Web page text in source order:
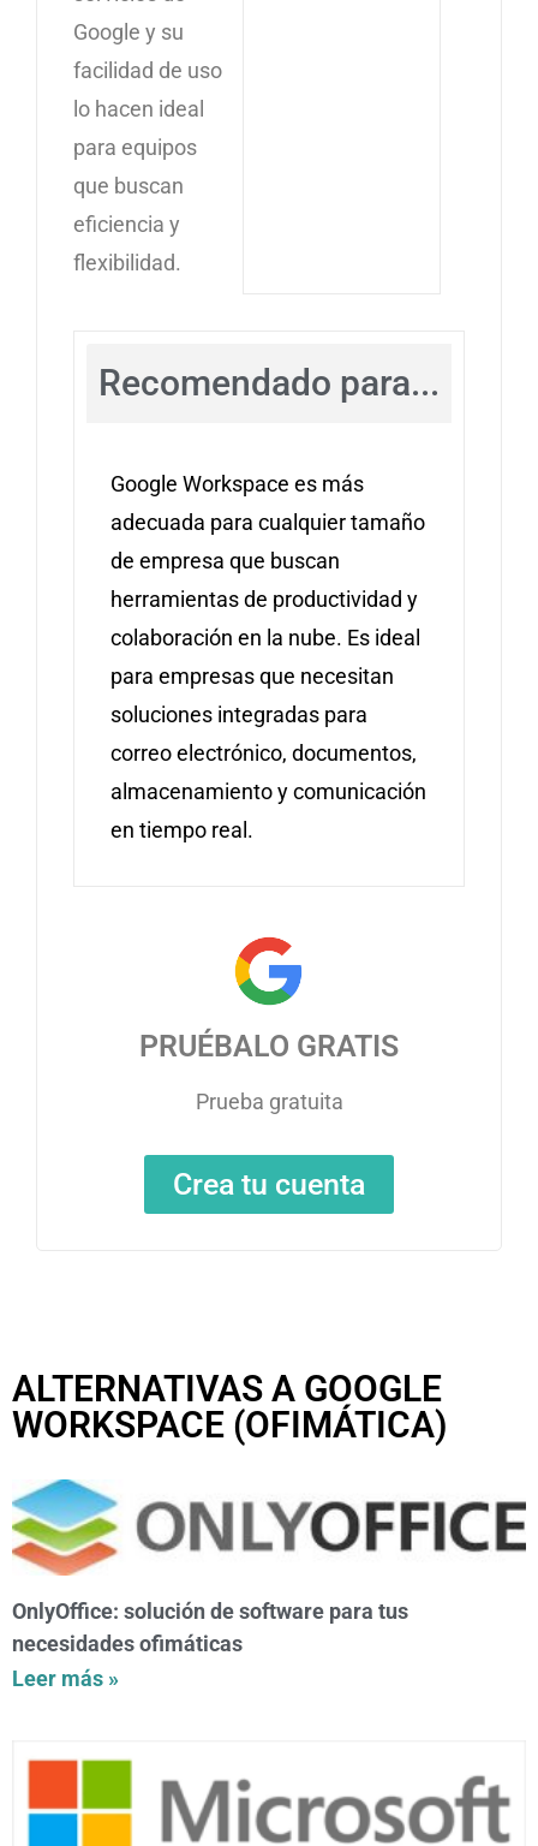
Google y su
facilidad de uso
lo hacen ideal
para equipos
que buscan
eficiencia y
flexibilidad.
Recomendado para...
Google Workspace es más
adecuada para cualquier tamaño
de empresa que buscan
herramientas de productividad y
colaboración en la nube. Es ideal
para empresas que necesitan
soluciones integradas para
correo electrónico, documentos,
almacenamiento y comunicación
en tiempo real.
PRUÉBALO GRATIS
Prueba gratuita
Crea tu cuenta
ALTERNATIVAS A GOOGLE
WORKSPACE (OFIMÁTICA)
OnlyOffice: solución de software para tus
necesidades ofimáticas
Leer más »